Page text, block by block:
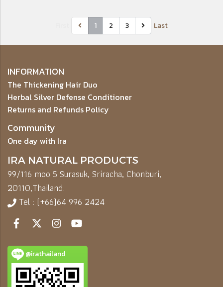
1 2 3 Last
INFORMATION
The Thickening Hair Duo
Herbal Silver Defense Conditioner
Returns and Refunds Policy
Community
One day with Ira
IRA NATURAL PRODUCTS
99/116 moo 5 Surasuk, Sriracha, Chonburi,
20110,Thailand.
Tel : (+66)64 996 2424
@irathailand